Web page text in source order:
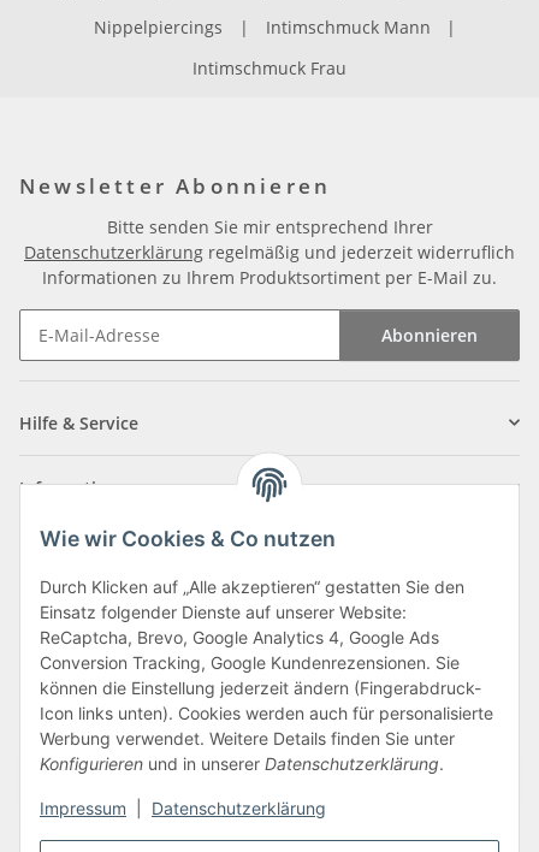
Wie wir Cookies & Co nutzen
Durch Klicken auf „Alle akzeptieren“ gestatten Sie den
Einsatz folgender Dienste auf unserer Website:
ReCaptcha, Brevo, Google Analytics 4, Google Ads
Conversion Tracking, Google Kundenrezensionen. Sie
können die Einstellung jederzeit ändern (Fingerabdruck-
Icon links unten). Cookies werden auch für personalisierte
Werbung verwendet. Weitere Details finden Sie unter
Konfigurieren und in unserer Datenschutzerklärung.
Impressum Datenschutzerklärung
Nippelpiercings
| Intimschmuck Mann
|
Intimschmuck Frau
Newsletter Abonnieren
Bitte senden Sie mir entsprechend Ihrer
Datenschutzerklärung regelmäßig und jederzeit widerruflich
Informationen zu Ihrem Produktsortiment per E-Mail zu.
Abonnieren
Hilfe & Service
Informationen
Zahlungsarten
Vertrag widerrufen